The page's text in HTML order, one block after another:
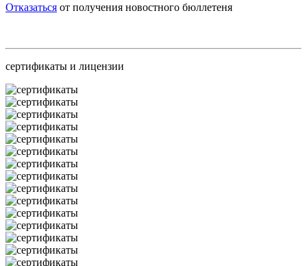
Отказаться от получения новостного бюллетеня
сертификаты и лицензии